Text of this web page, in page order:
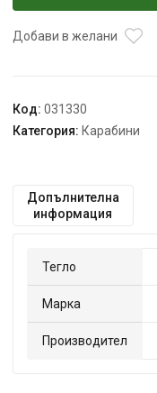
винт
6мм
Добави в желани
Код: 031330
Категория: Карабини
Допълнителна
информация
Тегло
Марка
Производител